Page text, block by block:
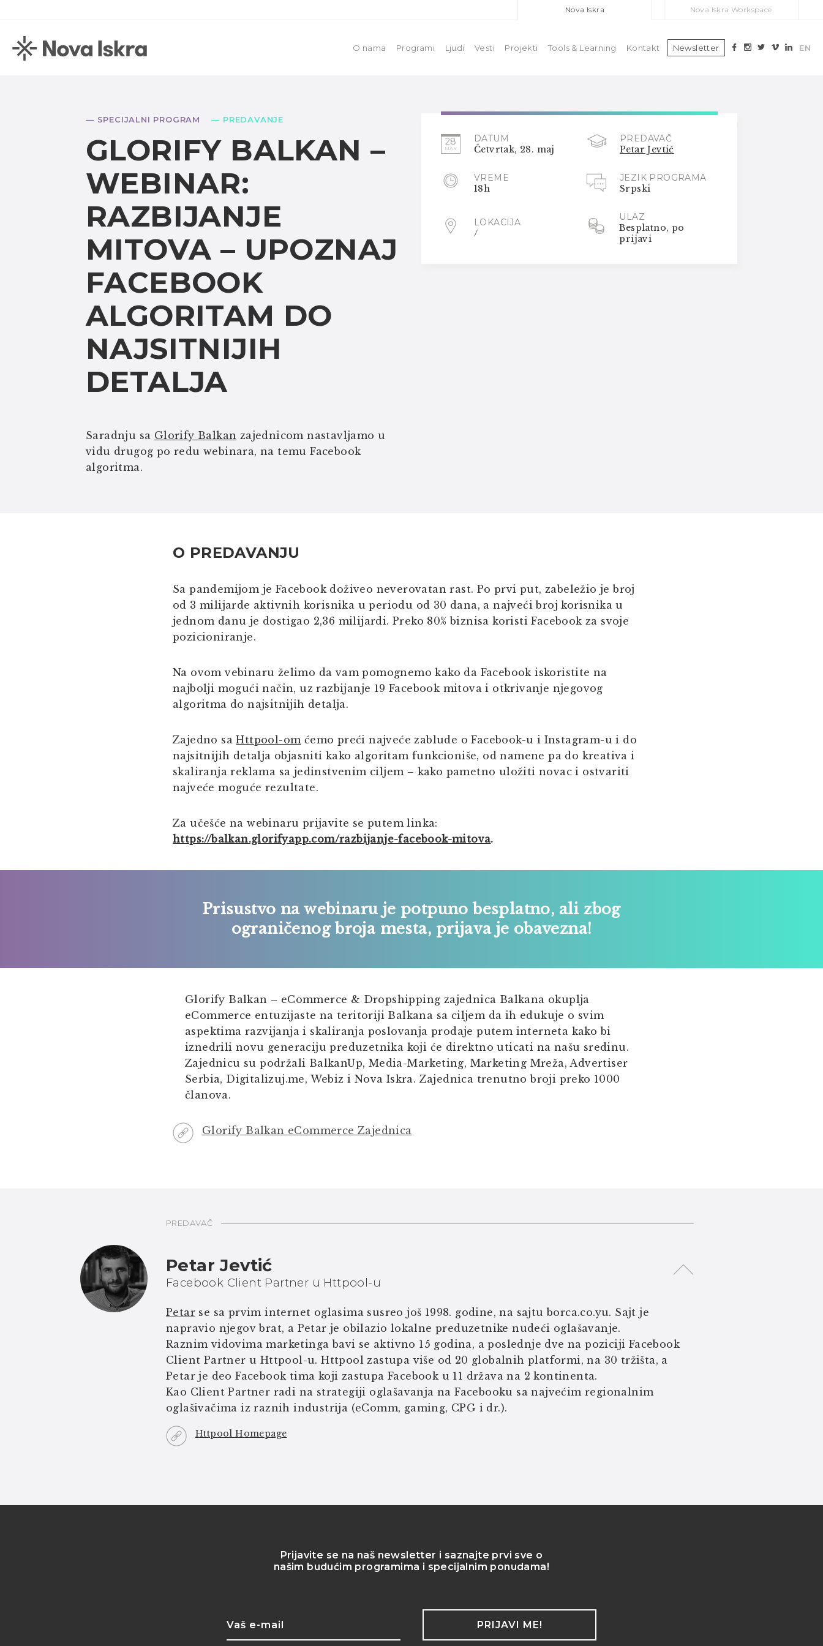
Nova Iskra Nova Iskra Workspace
O nama Programi Ljudi Vesti Projekti Tools & Learning Kontakt Newsletter EN
— SPECIJALNI PROGRAM — PREDAVANJE
GLORIFY BALKAN –
WEBINAR:
RAZBIJANJE
MITOVA – UPOZNAJ
FACEBOOK
ALGORITAM DO
NAJSITNIJIH
DETALJA
Saradnju sa Glorify Balkan zajednicom nastavljamo u
vidu drugog po redu webinara, na temu Facebook
algoritma.
28
MAY
DATUM
Četvrtak, 28. maj
PREDAVAČ
Petar Jevtić
VREME
18h
JEZIK PROGRAMA
Srpski
LOKACIJA
/
ULAZ
Besplatno, po
prijavi
O PREDAVANJU
Sa pandemijom je Facebook doživeo neverovatan rast. Po prvi put, zabeležio je broj
od 3 milijarde aktivnih korisnika u periodu od 30 dana, a najveći broj korisnika u
jednom danu je dostigao 2,36 milijardi. Preko 80% biznisa koristi Facebook za svoje
pozicioniranje.
Na ovom vebinaru želimo da vam pomognemo kako da Facebook iskoristite na
najbolji mogući način, uz razbijanje 19 Facebook mitova i otkrivanje njegovog
algoritma do najsitnijih detalja.
Zajedno saHttpool-omćemo preći najveće zablude o Facebook-u i Instagram-u i do
najsitnijih detalja objasniti kako algoritam funkcioniše, od namene pa do kreativa i
skaliranja reklama sa jedinstvenim ciljem – kako pametno uložiti novac i ostvariti
najveće moguće rezultate.
Za učešće na webinaru prijavite se putem linka:
https://balkan.glorifyapp.com/razbijanje-facebook-mitova.
Prisustvo na webinaru je potpunobesplatno, ali zbog
ograničenog broja mesta, prijava je obavezna!
Glorify Balkan – eCommerce & Dropshipping zajednica Balkana okuplja
eCommerce entuzijaste na teritoriji Balkana sa ciljem da ih edukuje o svim
aspektima razvijanja i skaliranja poslovanja prodaje putem interneta kako bi
iznedrili novu generaciju preduzetnika koji će direktno uticati na našu sredinu.
Zajednicu su podržali BalkanUp, Media-Marketing, Marketing Mreža, Advertiser
Serbia, Digitalizuj.me, Webiz i Nova Iskra. Zajednica trenutno broji preko 1000
članova.
Glorify Balkan eCommerce Zajednica
PREDAVAČ
Petar Jevtić
Facebook Client Partner u Httpool-u
Petar se sa prvim internet oglasima susreo još 1998. godine, na sajtu borca.co.yu. Sajt je
napravio njegov brat, a Petar je obilazio lokalne preduzetnike nudeći oglašavanje.
Raznim vidovima marketinga bavi se aktivno 15 godina, a poslednje dve na poziciji Facebook
Client Partner u Httpool-u. Httpool zastupa više od 20 globalnih platformi, na 30 tržišta, a
Petar je deo Facebook tima koji zastupa Facebook u 11 država na 2 kontinenta.
Kao Client Partner radi na strategiji oglašavanja na Facebooku sa najvećim regionalnim
oglašivačima iz raznih industrija (eComm, gaming, CPG i dr.).
Httpool Homepage
Prijavite se na naš newsletter i saznajte prvi sve o
našim budućim programima i specijalnim ponudama!
PRIJAVI ME!